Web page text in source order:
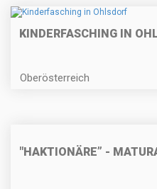
KINDERFASCHING IN
Oberösterreich
"HAKTIONÄRE” -